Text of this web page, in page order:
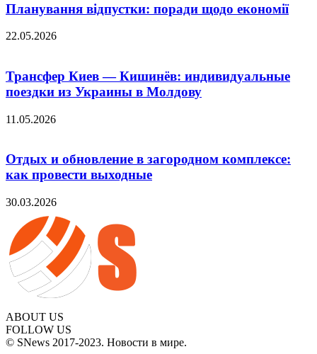
Планування відпустки: поради щодо економії
22.05.2026
Трансфер Киев — Кишинёв: индивидуальные
поездки из Украины в Молдову
11.05.2026
Отдых и обновление в загородном комплексе:
как провести выходные
30.03.2026
ABOUT US
FOLLOW US
© SNews 2017-2023. Новости в мире.